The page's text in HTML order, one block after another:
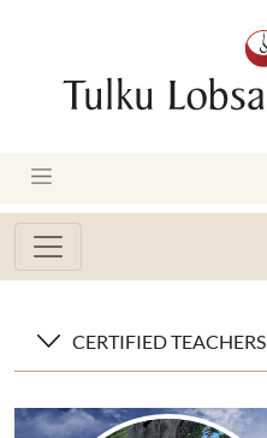
CERTIFIED TEACHERS